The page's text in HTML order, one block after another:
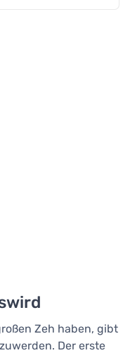
Zeh haben, gibt
Der erste